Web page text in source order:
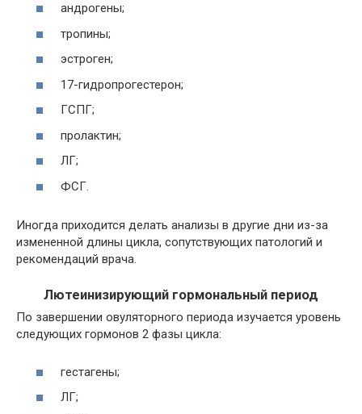
андрогены;
тропины;
эстроген;
17-гидропрогестерон;
ГСПГ;
пролактин;
ЛГ;
ФСГ.
Иногда приходится делать анализы в другие дни из-за
измененной длины цикла, сопутствующих патологий и
рекомендаций врача.
Лютеинизирующий гормональный период
По завершении овуляторного периода изучается уровень
следующих гормонов 2 фазы цикла:
гестагены;
ЛГ;